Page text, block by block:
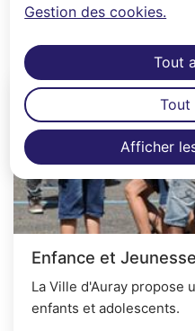
Gestion des cookies.
Afficher
Tout
Tout
Rencontres et
Enfance et Jeunesse
La Ville d'Auray propose
enfants et adolescents.